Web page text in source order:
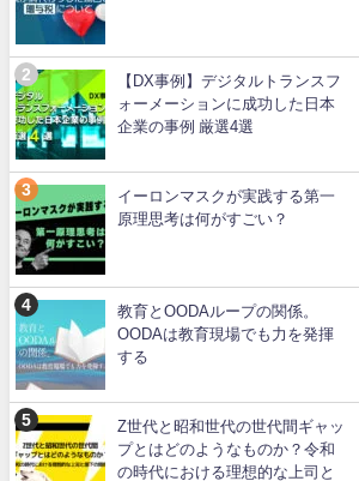
【DX事例】デジタルトランスフ
ォーメーションに成功した日本
企業の事例 厳選4選
イーロンマスクが実践する第一
原理思考は何がすごい？
教育とOODAループの関係。
OODAは教育現場でも力を発揮
する
Z世代と昭和世代の世代間ギャッ
プとはどのようなものか？令和
の時代における理想的な上司と